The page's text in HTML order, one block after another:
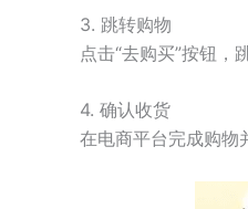
3. 跳转购物
点击“去购买”按钮，
4. 确认收货
在电商平台完成购物